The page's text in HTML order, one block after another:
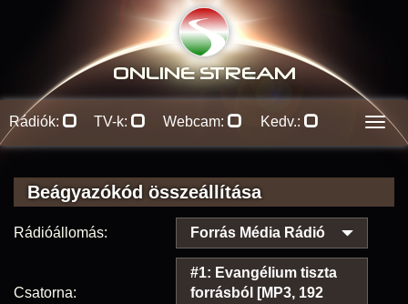
ONLINE STREAM
Rádiók: TV-k: Webcam: Kedv.:
Beágyazókód összeállítása
Rádióállomás: Forrás Média Rádió
Csatorna:
#1: Evangélium tiszta
forrásból [MP3, 192